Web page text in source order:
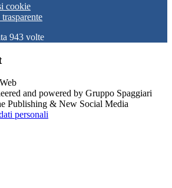
cookie
943 volte
and powered by Gruppo Spaggiari
Publishing & New Social Media
personali